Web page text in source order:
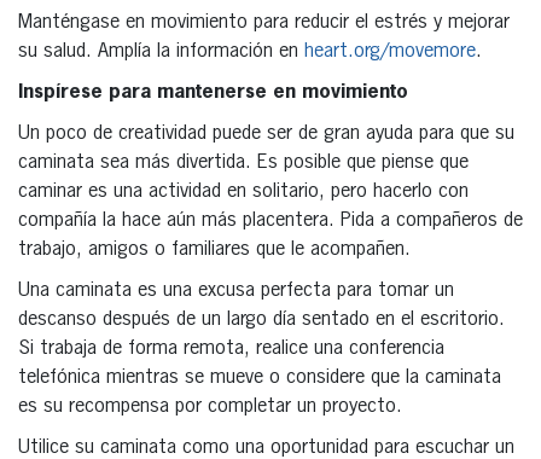
Manténgase en movimiento para reducir el estrés y mejorar
su salud. Amplía la información en heart.org/movemore.
Inspírese para mantenerse en movimiento
Un poco de creatividad puede ser de gran ayuda para que su
caminata sea más divertida. Es posible que piense que
caminar es una actividad en solitario, pero hacerlo con
compañía la hace aún más placentera. Pida a compañeros de
trabajo, amigos o familiares que le acompañen.
Una caminata es una excusa perfecta para tomar un
descanso después de un largo día sentado en el escritorio.
Si trabaja de forma remota, realice una conferencia
telefónica mientras se mueve o considere que la caminata
es su recompensa por completar un proyecto.
Utilice su caminata como una oportunidad para escuchar un